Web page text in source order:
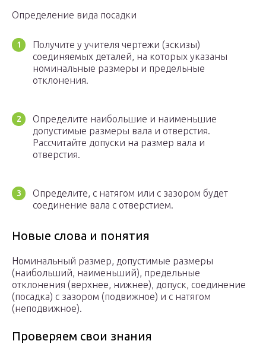
Определение вида посадки
Получите у учителя чертежи (эскизы)
соединяемых деталей, на которых указаны
номинальные размеры и предельные
отклонения.
Определите наибольшие и наименьшие
допустимые размеры вала и отверстия.
Рассчитайте допуски на размер вала и
отверстия.
Определите, с натягом или с зазором будет
соединение вала с отверстием.
Новые слова и понятия
Номинальный размер, допустимые размеры
(наибольший, наименьший), предельные
отклонения (верхнее, нижнее), допуск, соединение
(посадка) с зазором (подвижное) и с натягом
(неподвижное).
Проверяем свои знания